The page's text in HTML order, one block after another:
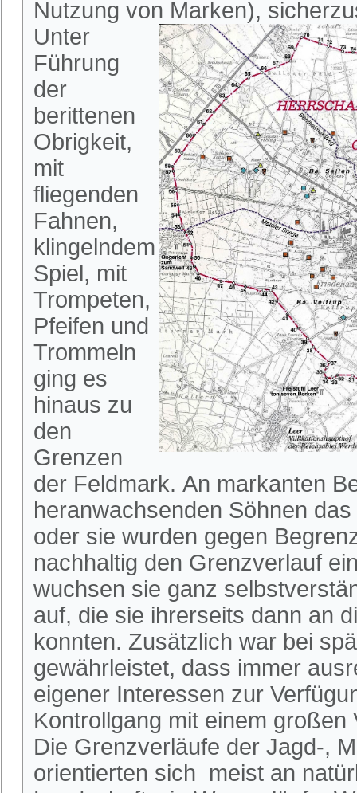
Nutzung von Marken),
Unter
Führung
der
berittenen
Obrigkeit,
mit
fliegenden
Fahnen,
klingelndem
Spiel, mit
Trompeten,
Pfeifen und
Trommeln
ging es
hinaus zu
den
Grenzen
der Feldmark. An markanten
heranwachsenden Söhnen
oder sie wurden gegen
nachhaltig den Grenzverlauf
wuchsen sie ganz
auf, die sie ihrerseits dann an
konnten. Zusätzlich war bei
gewährleistet, dass immer
eigener Interessen zur
Kontrollgang mit einem
Die Grenzverläufe der Jagd-,
orientierten sich meist an